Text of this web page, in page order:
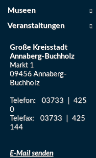
Museen
Veranstaltungen
Große Kreisstadt
Annaberg-Buchholz
Markt 1
09456 Annaberg-
Buchholz
Telefon: 03733 | 425
0
Telefax: 03733 | 425
144
E-Mail senden